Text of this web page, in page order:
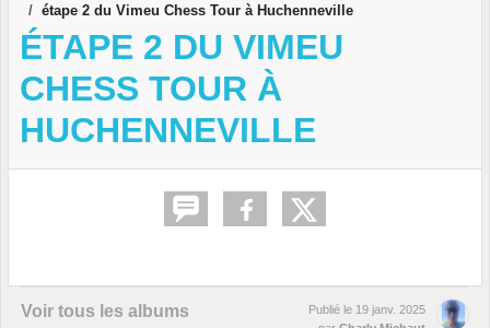
étape 2 du Vimeu Chess Tour à Huchenneville
ÉTAPE 2 DU VIMEU
CHESS TOUR À
HUCHENNEVILLE
Voir tous les albums
Publié le 19 janv. 2025